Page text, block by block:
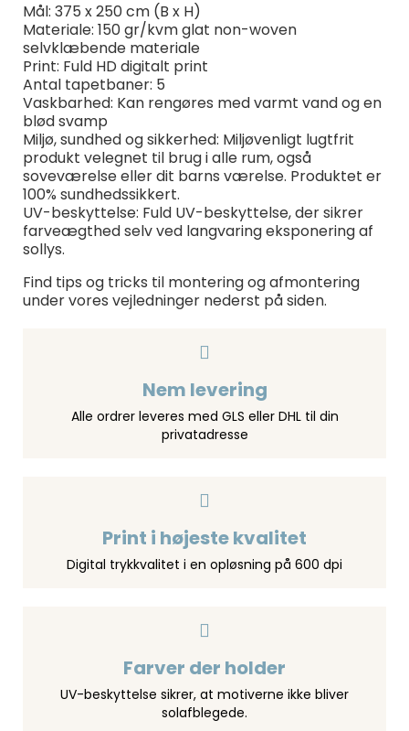
Mål: 375 x 250 cm (B x H)
Materiale: 150 gr/kvm glat non-woven
selvklæbende materiale
Print: Fuld HD digitalt print
Antal tapetbaner: 5
Vaskbarhed: Kan rengøres med varmt vand og en
blød svamp
Miljø, sundhed og sikkerhed: Miljøvenligt lugtfrit
produkt velegnet til brug i alle rum, også
soveværelse eller dit barns værelse. Produktet er
100% sundhedssikkert.
UV-beskyttelse: Fuld UV-beskyttelse, der sikrer
farveægthed selv ved langvaring eksponering af
sollys.
Find tips og tricks til montering og afmontering
under vores vejledninger nederst på siden.
Nem levering
Alle ordrer leveres med GLS eller DHL til din
privatadresse
Print i højeste kvalitet
Digital trykkvalitet i en opløsning på 600 dpi
Farver der holder
UV-beskyttelse sikrer, at motiverne ikke bliver
solafblegede.